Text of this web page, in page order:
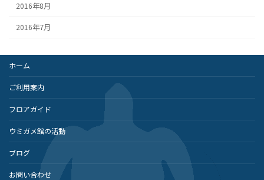
2016年8月
2016年7月
ホーム
ご利用案内
フロアガイド
ウミガメ館の活動
ブログ
お問い合わせ